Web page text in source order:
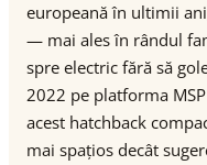
europeană în ultimii
— mai ales în rândul
spre electric fără să
2022 pe platforma
acest hatchback
mai spațios decât